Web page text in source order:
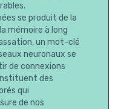
se produit de la
mémoire à long
un mot-clé
neuronaux se
de connexions
des
qui
de nos